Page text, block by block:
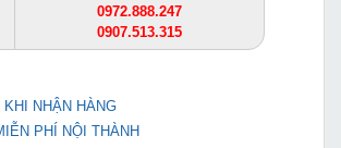
0972.888.247
0907.513.315
NHẬN HÀNG
PHÍ NỘI THÀNH